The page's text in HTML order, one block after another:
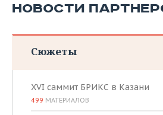
НОВОСТИ
Сюжеты
XVI саммит БРИКС в Казани
499 МАТЕРИАЛОВ